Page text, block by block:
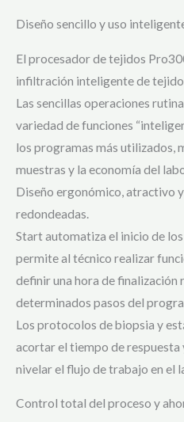
Diseño sencillo y uso
El procesador de tejidos
infiltración inteligente de
Las sencillas operaciones
variedad de funciones
los programas más utilizados,
muestras y la economía del
Diseño ergonómico, atractivo
redondeadas.
Start automatiza el inicio de
permite al técnico realizar
definir una hora de finalización
determinados pasos del
Los protocolos de biopsia y
acortar el tiempo de respuesta
nivelar el flujo de trabajo en el
Control total del proceso y